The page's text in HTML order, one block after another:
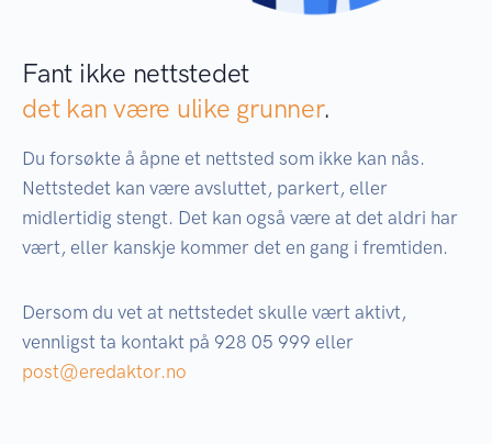
Fant ikke nettstedet
det kan være ulike grunner.
Du forsøkte å åpne et nettsted som ikke kan nås.
Nettstedet kan være avsluttet, parkert, eller
midlertidig stengt. Det kan også være at det aldri har
vært, eller kanskje kommer det en gang i fremtiden.
Dersom du vet at nettstedet skulle vært aktivt,
vennligst ta kontakt på 928 05 999 eller
post@eredaktor.no